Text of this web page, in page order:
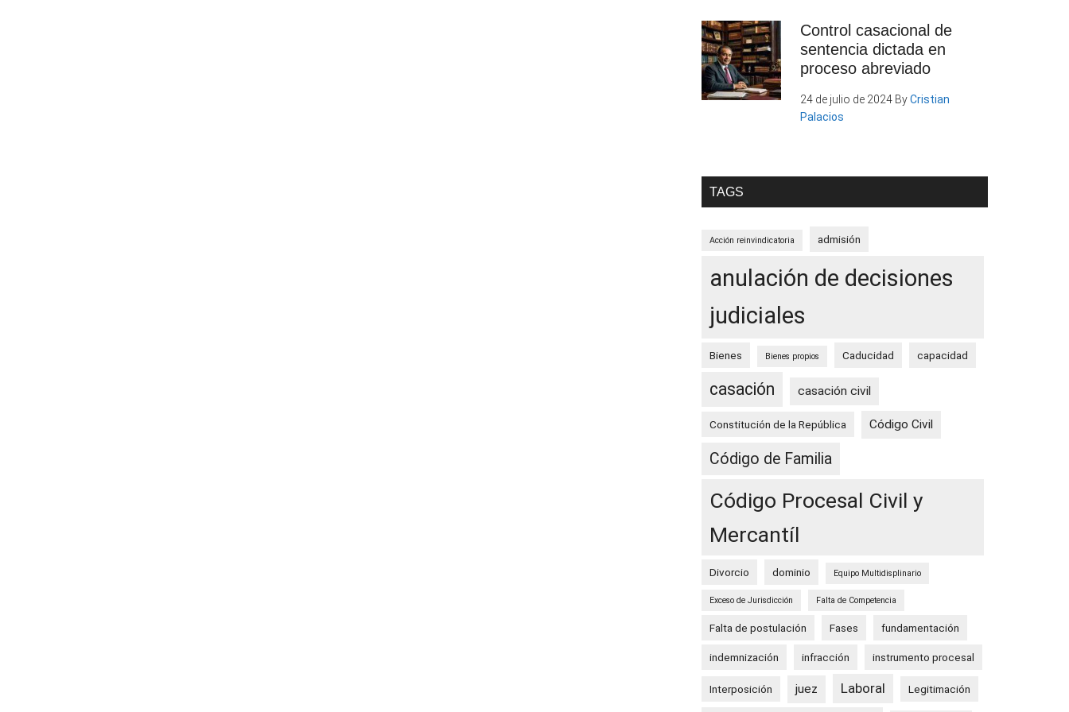
Control casacional de
sentencia dictada en
proceso abreviado
24 de julio de 2024 ByCristian
Palacios
TAGS
Acción reinvindicatoria admisión
anulación de decisiones
judiciales
Bienes Bienes propios Caducidad capacidad
casación casación civil
Constitución de la República Código Civil
Código de Familia
Código Procesal Civil y
Mercantíl
Divorcio dominio Equipo Multidisplinario
Exceso de Jurisdicción Falta de Competencia
Falta de postulación Fases fundamentación
indemnización infracción instrumento procesal
Interposición juez Laboral Legitimación